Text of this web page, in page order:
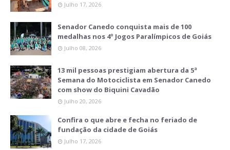
Julho 17, 2026
Senador Canedo conquista mais de 100
medalhas nos 4º Jogos Paralímpicos de Goiás
Julho 08, 2026
13 mil pessoas prestigiam abertura da 5ª
Semana do Motociclista em Senador Canedo
com show do Biquini Cavadão
Julho 20, 2026
Confira o que abre e fecha no feriado de
fundação da cidade de Goiás
Julho 17, 2026